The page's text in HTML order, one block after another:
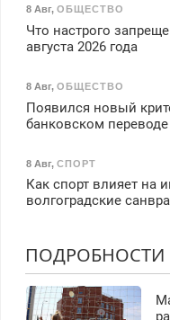
8 Авг, ОБЩЕСТВО
Что настрого
августа 2026 года
8 Авг, ОБЩЕСТВО
Появился новый
банковском переводе
8 Авг, СПОРТ
Как спорт влияет на
волгоградские
ПОДРОБНОСТИ